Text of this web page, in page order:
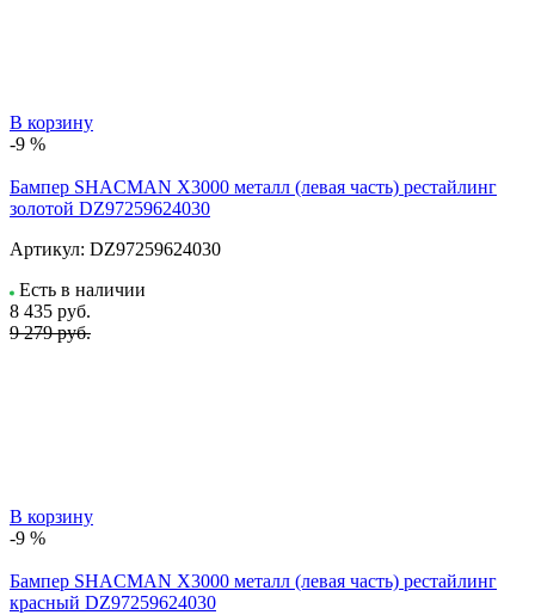
В корзину
-9 %
Бампер SHACMAN X3000 металл (левая часть) рестайлинг
золотой DZ97259624030
Артикул: DZ97259624030
Есть в наличии
8 435 руб.
9 279 руб.
В корзину
-9 %
Бампер SHACMAN X3000 металл (левая часть) рестайлинг
красный DZ97259624030